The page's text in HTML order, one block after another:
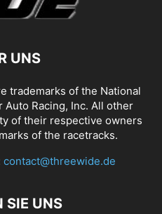
UNS
trademarks of the National
Racing, Inc. All other
of their respective owners
of the racetracks.
contact@threewide.de
SIE UNS